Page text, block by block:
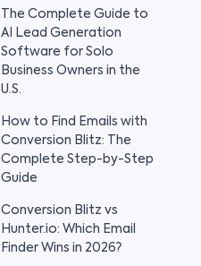
The Complete Guide to
AI Lead Generation
Software for Solo
Business Owners in the
U.S.
How to Find Emails with
Conversion Blitz: The
Complete Step-by-Step
Guide
Conversion Blitz vs
Hunter.io: Which Email
Finder Wins in 2026?